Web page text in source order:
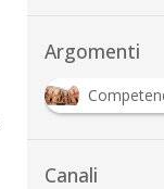
Argomenti
Canali